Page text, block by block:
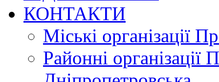
КОНТАКТИ
Міські організації
Районні організації